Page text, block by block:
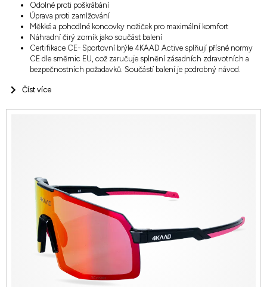
Odolné proti poškrábání
Úprava proti zamlžování
Měkké a pohodlné koncovky nožiček pro maximální komfort
Náhradní čirý zorník jako součást balení
Certifikace CE- Sportovní brýle 4KAAD Active splňují přísné normy
CE dle směrnic EU, což zaručuje splnění zásadních zdravotních a
bezpečnostních požadavků. Součástí balení je podrobný návod.
Číst více